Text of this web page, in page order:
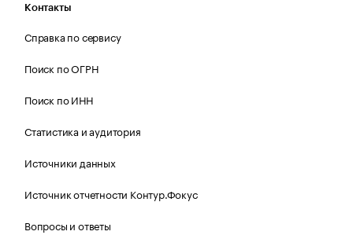
Контакты
Справка по сервису
Поиск по ОГРН
Поиск по ИНН
Статистика и аудитория
Источники данных
Источник отчетности Контур.Фокус
Вопросы и ответы